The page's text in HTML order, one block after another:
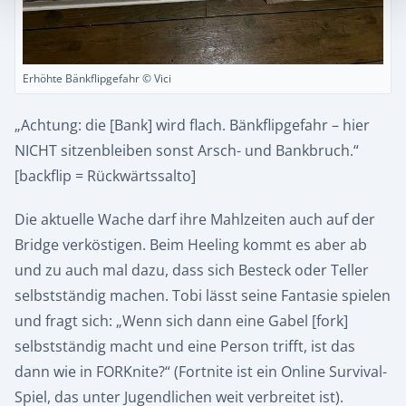
Erhöhte Bänkflipgefahr © Vici
„Achtung: die [Bank] wird flach. Bänkflipgefahr – hier
NICHT sitzenbleiben sonst Arsch- und Bankbruch.“
[backflip = Rückwärtssalto]
Die aktuelle Wache darf ihre Mahlzeiten auch auf der
Bridge verköstigen. Beim Heeling kommt es aber ab
und zu auch mal dazu, dass sich Besteck oder Teller
selbstständig machen. Tobi lässt seine Fantasie spielen
und fragt sich: „Wenn sich dann eine Gabel [fork]
selbstständig macht und eine Person trifft, ist das
dann wie in FORKnite?“ (Fortnite ist ein Online Survival-
Spiel, das unter Jugendlichen weit verbreitet ist).